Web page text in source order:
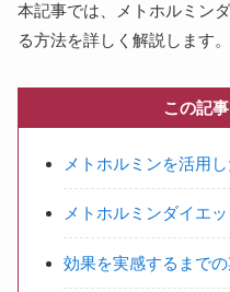
本記事では、メトホルミン
る方法を詳しく解説します。
この記
メトホルミンを活用
メトホルミンダイエ
効果を実感するまで